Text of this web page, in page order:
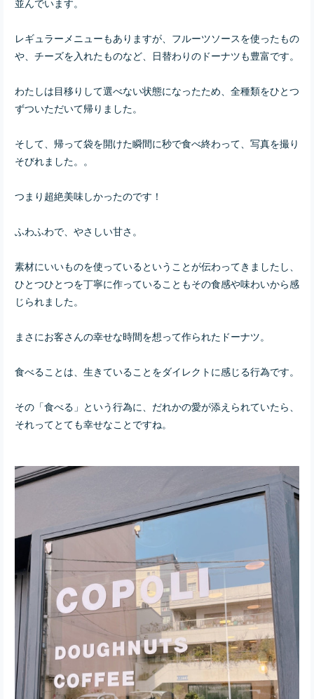
レギュラーメニューもありますが、フルーツソースを使ったもの
や、チーズを入れたものなど、日替わりのドーナツも豊富です。
わたしは目移りして選べない状態になったため、全種類をひとつ
ずついただいて帰りました。
そして、帰って袋を開けた瞬間に秒で食べ終わって、写真を撮り
そびれました。。
つまり超絶美味しかったのです！
ふわふわで、やさしい甘さ。
素材にいいものを使っているということが伝わってきましたし、
ひとつひとつを丁寧に作っていることもその食感や味わいから感
じられました。
まさにお客さんの幸せな時間を想って作られたドーナツ。
食べることは、生きていることをダイレクトに感じる行為です。
その「食べる」という行為に、だれかの愛が添えられていたら、
それってとても幸せなことですね。